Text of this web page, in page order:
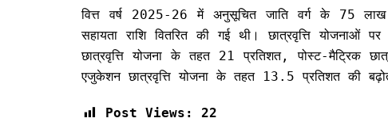
वित्त वर्ष 2025-26 में अनुसूचित जाति वर्ग के 75
सहायता राशि वितरित की गई थी। छात्रवृत्ति योजनाओं
छात्रवृत्ति योजना के तहत 21 प्रतिशत, पोस्ट-मैट्रिक
एजुकेशन छात्रवृत्ति योजना के तहत 13.5 प्रतिशत की
Post Views: 22